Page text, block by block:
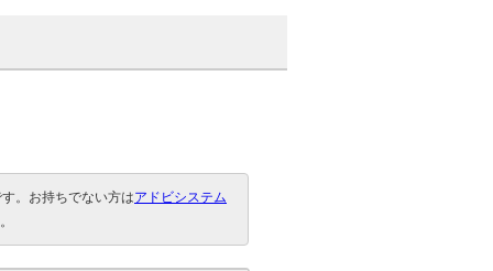
。お持ちでない方はアドビシステム